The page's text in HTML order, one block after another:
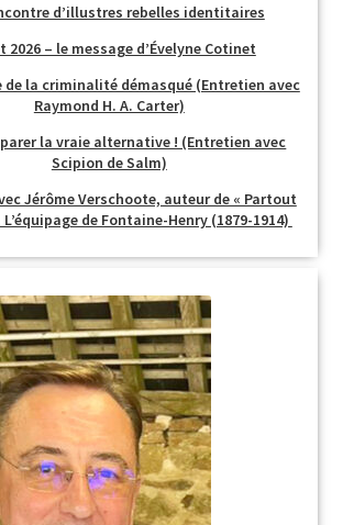
d’illustres rebelles identitaires
2026 – le message d’Évelyne Cotinet
de la criminalité démasqué (Entretien avec
Raymond H. A. Carter)
la vraie alternative ! (Entretien avec
Scipion de Salm)
Jérôme Verschoote, auteur de « Partout
L’équipage de Fontaine-Henry (1879-1914)